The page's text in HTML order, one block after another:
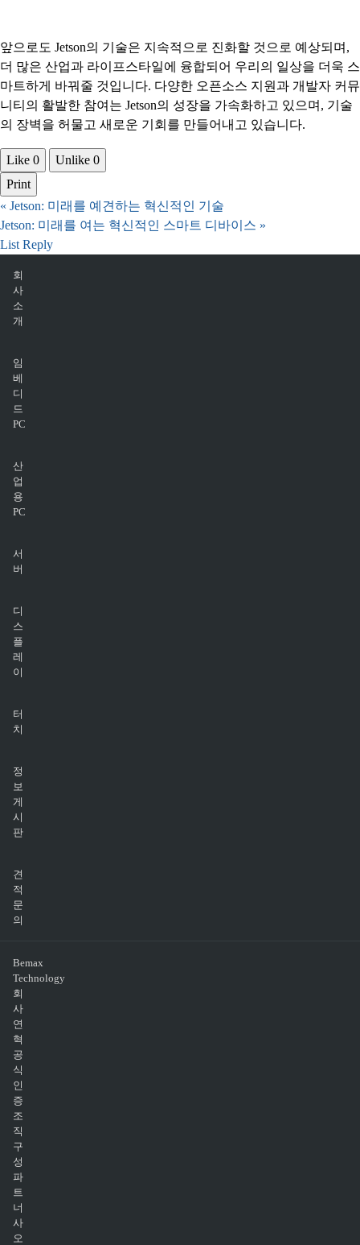
앞으로도 Jetson의 기술은 지속적으로 진화할 것으로 예상되며,
더 많은 산업과 라이프스타일에 융합되어 우리의 일상을 더욱 스
마트하게 바꿔줄 것입니다. 다양한 오픈소스 지원과 개발자 커뮤
니티의 활발한 참여는 Jetson의 성장을 가속화하고 있으며, 기술
의 장벽을 허물고 새로운 기회를 만들어내고 있습니다.
Like 0 Unlike 0
Print
« Jetson: 미래를 예견하는 혁신적인 기술
Jetson: 미래를 여는 혁신적인 스마트 디바이스 »
List Reply
회
사
소
개
임
베
디
드
PC
산
업
용
PC
서
버
디
스
플
레
이
터
치
정
보
게
시
판
견
적
문
의
Bemax
Technology
회
사
연
혁
공
식
인
증
조
직
구
성
파
트
너
사
오